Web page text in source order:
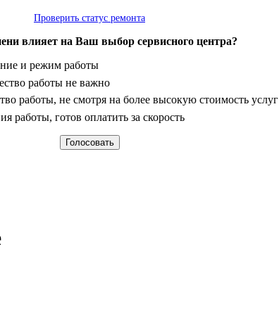
Проверить статус ремонта
влияет на Ваш выбор сервисного центра?
и режим работы
работы не важно
работы, не смотря на более высокую стоимость услуг
работы, готов оплатить за скорость